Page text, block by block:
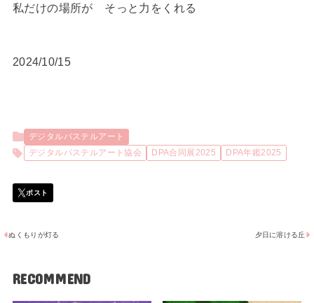
私だけの場所が そっと力をくれる
2024/10/15
デジタルパステルアート
デジタルパステルアート協会
DPA合同展2025 DPA年鑑2025
夕日に溶ける丘
ぬくもりが灯る
RECOMMEND